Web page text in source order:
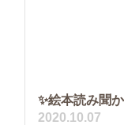
✨絵本読み聞
2020.10.07